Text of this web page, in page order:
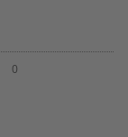
0